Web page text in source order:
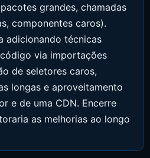
grandes, chamadas
componentes caros).
adicionando técnicas
via importações
de seletores caros,
longas e aproveitamento
e de uma CDN. Encerre
as melhorias ao longo